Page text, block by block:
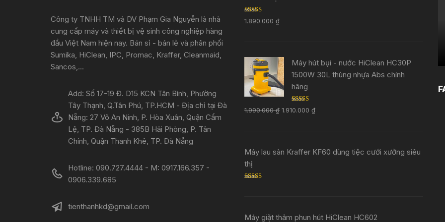
Công ty TNHH TM và DV Phạm Gia Nguyễn là nhà
cung cấp máy và thiết bị vệ sinh công nghiệp hàng
đầu Việt Nam hiện nay. Bán sỉ - bán lẻ và phân phối
Sumika, HiClean, IPC, Promac, Kraffer, Cleanmaid,
Sancos,...
Add: Số 17-19 Đ. D15 KCN Tân Bình, Phường
Tây Thạnh, Q.Tân Phú, TP.HCM - Địa chỉ tại Đà
Nẵng: 27 Võ An Ninh, P. Hòa Xuân, Quận Cẩm
Lệ, TP. Đà Nẵng - 385B Hải Phòng, P. Tân
Chính, Quận Thanh Khê, TP. Đà Nẵng
Hotline: 090.727.4444 - M: 0917.166.357 -
0906.339.685
tienthanhkd@gmail.com
Rated 5.00
out of 5
1.890.000 ₫
Máy hút bụi - nước HiClean HC30P
1500W 30L thùng nhựa Abs chính
hãng
Rated5.00
out of 5
1.990.000₫ 1.910.000 ₫
Máy lau sàn Kraffer KF60 dùng tiệc cưới xưởng siêu
thị
Máy giặt thảm phun hút HiClean HC602